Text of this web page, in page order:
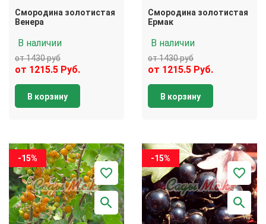
Смородина золотистая
Венера
В наличии
от 1430 руб
от 1215.5 Руб.
В корзину
Смородина золотистая
Ермак
В наличии
от 1430 руб
от 1215.5 Руб.
В корзину
-15% -15%